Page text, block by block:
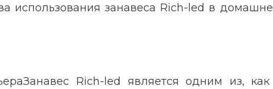
использования занавеса Rich-led в
Rich-led является одним из,